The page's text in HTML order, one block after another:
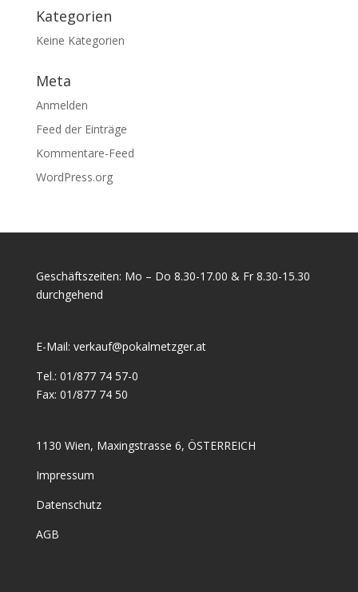
Kategorien
Keine Kategorien
Meta
Anmelden
Feed der Einträge
Kommentare-Feed
WordPress.org
Geschäftszeiten: Mo – Do 8.30-17.00 & Fr 8.30-15.30
durchgehend
E-Mail: verkauf@pokalmetzger.at
Tel.: 01/877 74 57-0
Fax: 01/877 74 50
1130 Wien, Maxingstrasse 6, ÖSTERREICH
Impressum
Datenschutz
AGB